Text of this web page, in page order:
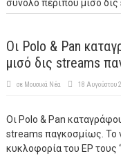
σύνολο περίπου μισό
Οι Polo & Pan
μισό δις streams
σε Μουσικά Νέα 18 Αυγούστου
Οι Polo & Pan
streams παγκοσμίως. Το
κυκλοφορία του EP τους